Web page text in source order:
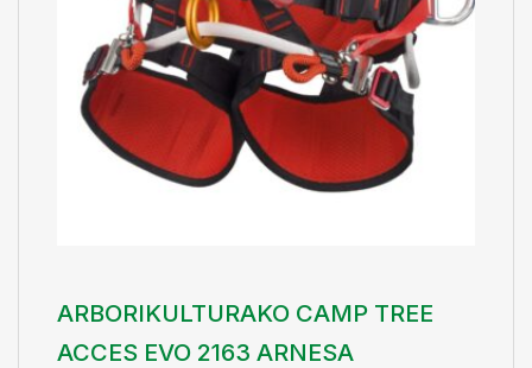
ARBORIKULTURAKO CAMP TREE
ACCES EVO 2163 ARNESA